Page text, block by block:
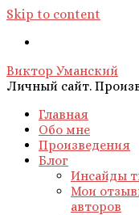
Skip to content
Виктор Уманский
Личный сайт.
Главная
Обо мне
Произведения
Блог
Инсайды
Мои
авторов